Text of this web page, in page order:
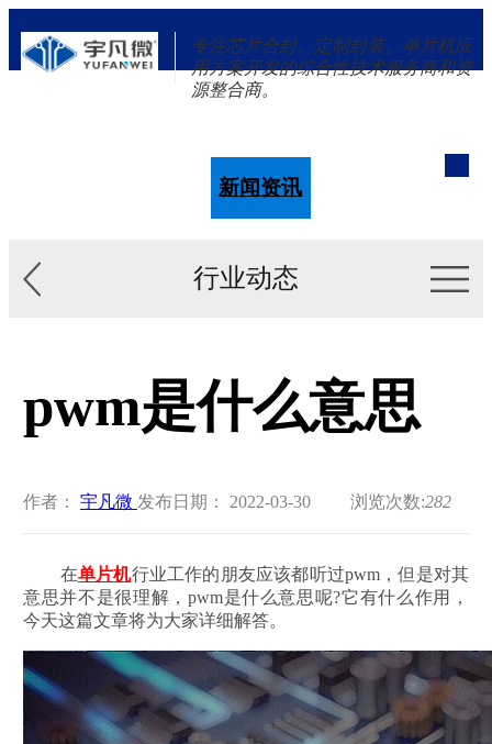
专注芯片合封、定制封装、单片机应
用方案开发的综合性技术服务商和资
源整合商。
新闻资讯
行业动态
pwm是什么意思
作者： 宇凡微 发布日期： 2022-03-30 浏览次数:282
在单片机行业工作的朋友应该都听过pwm，但是对其
意思并不是很理解，pwm是什么意思呢?它有什么作用，
今天这篇文章将为大家详细解答。